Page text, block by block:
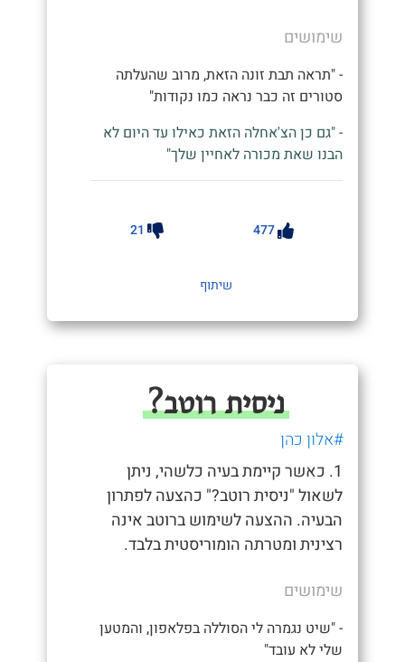
שימושים
- "תראה תבת זונה הזאת, מרוב שהעלתה
סטורים זה כבר נראה כמו נקודות"
- "גם כן הצ'אחלה הזאת כאילו עד היום לא
הבנו שאת מכורה לאחיין שלך"
477
21
שיתוף
ניסית רוטב?
#אלון כהן
1. כאשר קיימת בעיה כלשהי, ניתן
לשאול "ניסית רוטב?" כהצעה לפתרון
הבעיה. ההצעה לשימוש ברוטב אינה
רצינית ומטרתה הומוריסטית בלבד.
שימושים
- "שיט נגמרה לי הסוללה בפלאפון, והמטען
שלי לא עובד"